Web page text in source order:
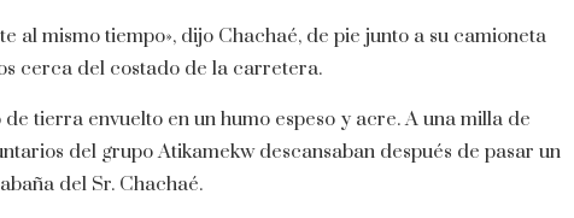
al mismo tiempo», dijo Chachaé, de pie junto a su camioneta
cerca del costado de la carretera.
tierra envuelto en un humo espeso y acre. A una milla de
del grupo Atikamekw descansaban después de pasar un
del Sr. Chachaé.